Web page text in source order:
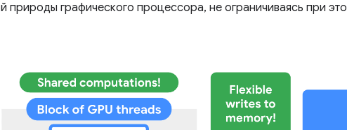
графического процессора, не ограничиваясь при